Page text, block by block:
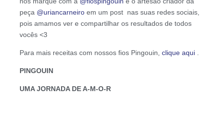
peça @uriancarneiro em um post nas suas redes sociais,
pois amamos ver e compartilhar os resultados de todos
vocês <3
Para mais receitas com nossos fios Pingouin, clique aqui
PINGOUIN
UMA JORNADA DE A-M-O-R